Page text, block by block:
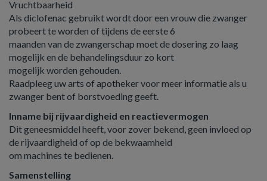
Vruchtbaarheid
Als diclofenac gebruikt wordt door een vrouw die zwanger
probeert te worden of tijdens de eerste 6
maanden van de zwangerschap moet de dosering zo laag
mogelijk en de behandelingsduur zo kort
mogelijk worden gehouden.
Raadpleeg uw arts of apotheker voor meer informatie als u
zwanger bent of borstvoeding geeft.
Inname bij rijvaardigheid en reactievermogen
Dit geneesmiddel heeft, voor zover bekend, geen invloed op
de rijvaardigheid of op de bekwaamheid
om machines te bedienen.
Samenstelling